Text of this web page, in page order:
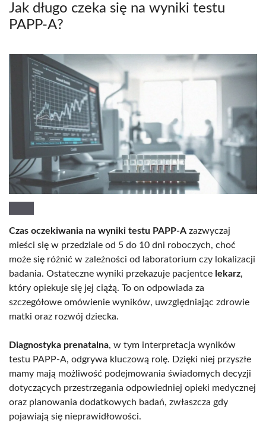
Jak długo czeka się na wyniki testu
PAPP-A?
Czas oczekiwania na wyniki testu PAPP-A zazwyczaj
mieści się w przedziale od 5 do 10 dni roboczych, choć
może się różnić w zależności od laboratorium czy lokalizacji
badania. Ostateczne wyniki przekazuje pacjentce lekarz,
który opiekuje się jej ciążą. To on odpowiada za
szczegółowe omówienie wyników, uwzględniając zdrowie
matki oraz rozwój dziecka.
Diagnostyka prenatalna, w tym interpretacja wyników
testu PAPP-A, odgrywa kluczową rolę. Dzięki niej przyszłe
mamy mają możliwość podejmowania świadomych decyzji
dotyczących przestrzegania odpowiedniej opieki medycznej
oraz planowania dodatkowych badań, zwłaszcza gdy
pojawiają się nieprawidłowości.